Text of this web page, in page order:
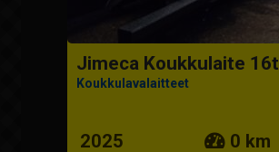
Jimeca Koukkulaite 16t
Koukkulavalaitteet
2025 0 km